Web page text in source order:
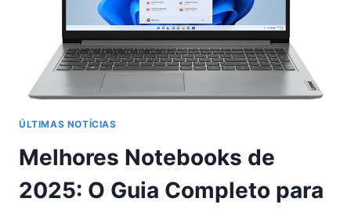
PARA
SUA
DIETA
ÚLTIMAS NOTÍCIAS
Melhores Notebooks de
2025: O Guia Completo para